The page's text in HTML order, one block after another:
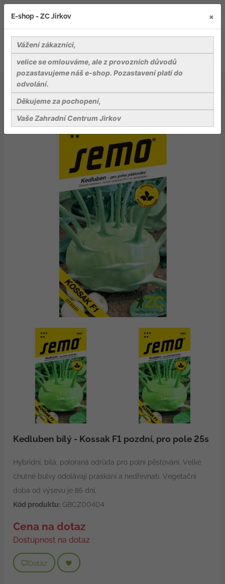
Osiva
Kedluben bílý - Kossak F1 pozdní, pro pole 25s
Kedluben bílý - Kossak F1 pozdní, pro pole 25s
Hybridní, bílá, poloraná odrůda pro polní pěstování. Velké
chutné bulvy odolávají praskání a nedřevnatí. Vegetační
doba od výsevu je 85 dní.
Kód produktu:GBCZ00404
Cena na dotaz
Dostupnost na dotaz
Dotaz
E-shop - ZC Jirkov ×
Vážení zákazníci,
velice se omlouváme, ale z provozních důvodů
pozastavujeme náš e-shop. Pozastavení platí do
odvolání.
Děkujeme za pochopení,
Vaše Zahradní Centrum Jirkov